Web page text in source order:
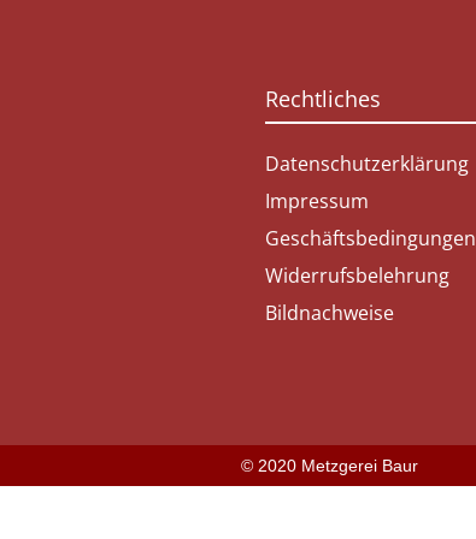
Rechtliches
Datenschutzerklärung
Impressum
Geschäftsbedingungen
Widerrufsbelehrung
Bildnachweise
© 2020 Metzgerei Baur